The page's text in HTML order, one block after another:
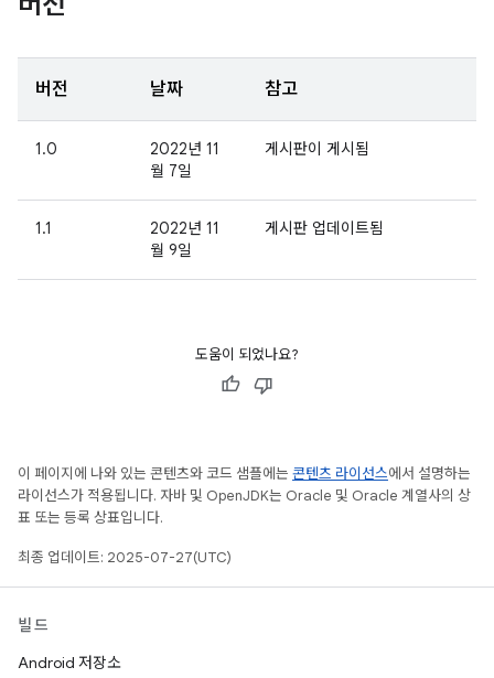
버전 날짜 참고
1.0
2022년 11
월 7일
게시판이 게시됨
1.1
2022년 11
월 9일
게시판 업데이트됨
도움이 되었나요?
이 페이지에 나와 있는 콘텐츠와 코드 샘플에는 콘텐츠 라이선스에서 설명하는
라이선스가 적용됩니다. 자바 및 OpenJDK는 Oracle 및 Oracle 계열사의 상
표 또는 등록 상표입니다.
최종 업데이트: 2025-07-27(UTC)
빌드
Android 저장소